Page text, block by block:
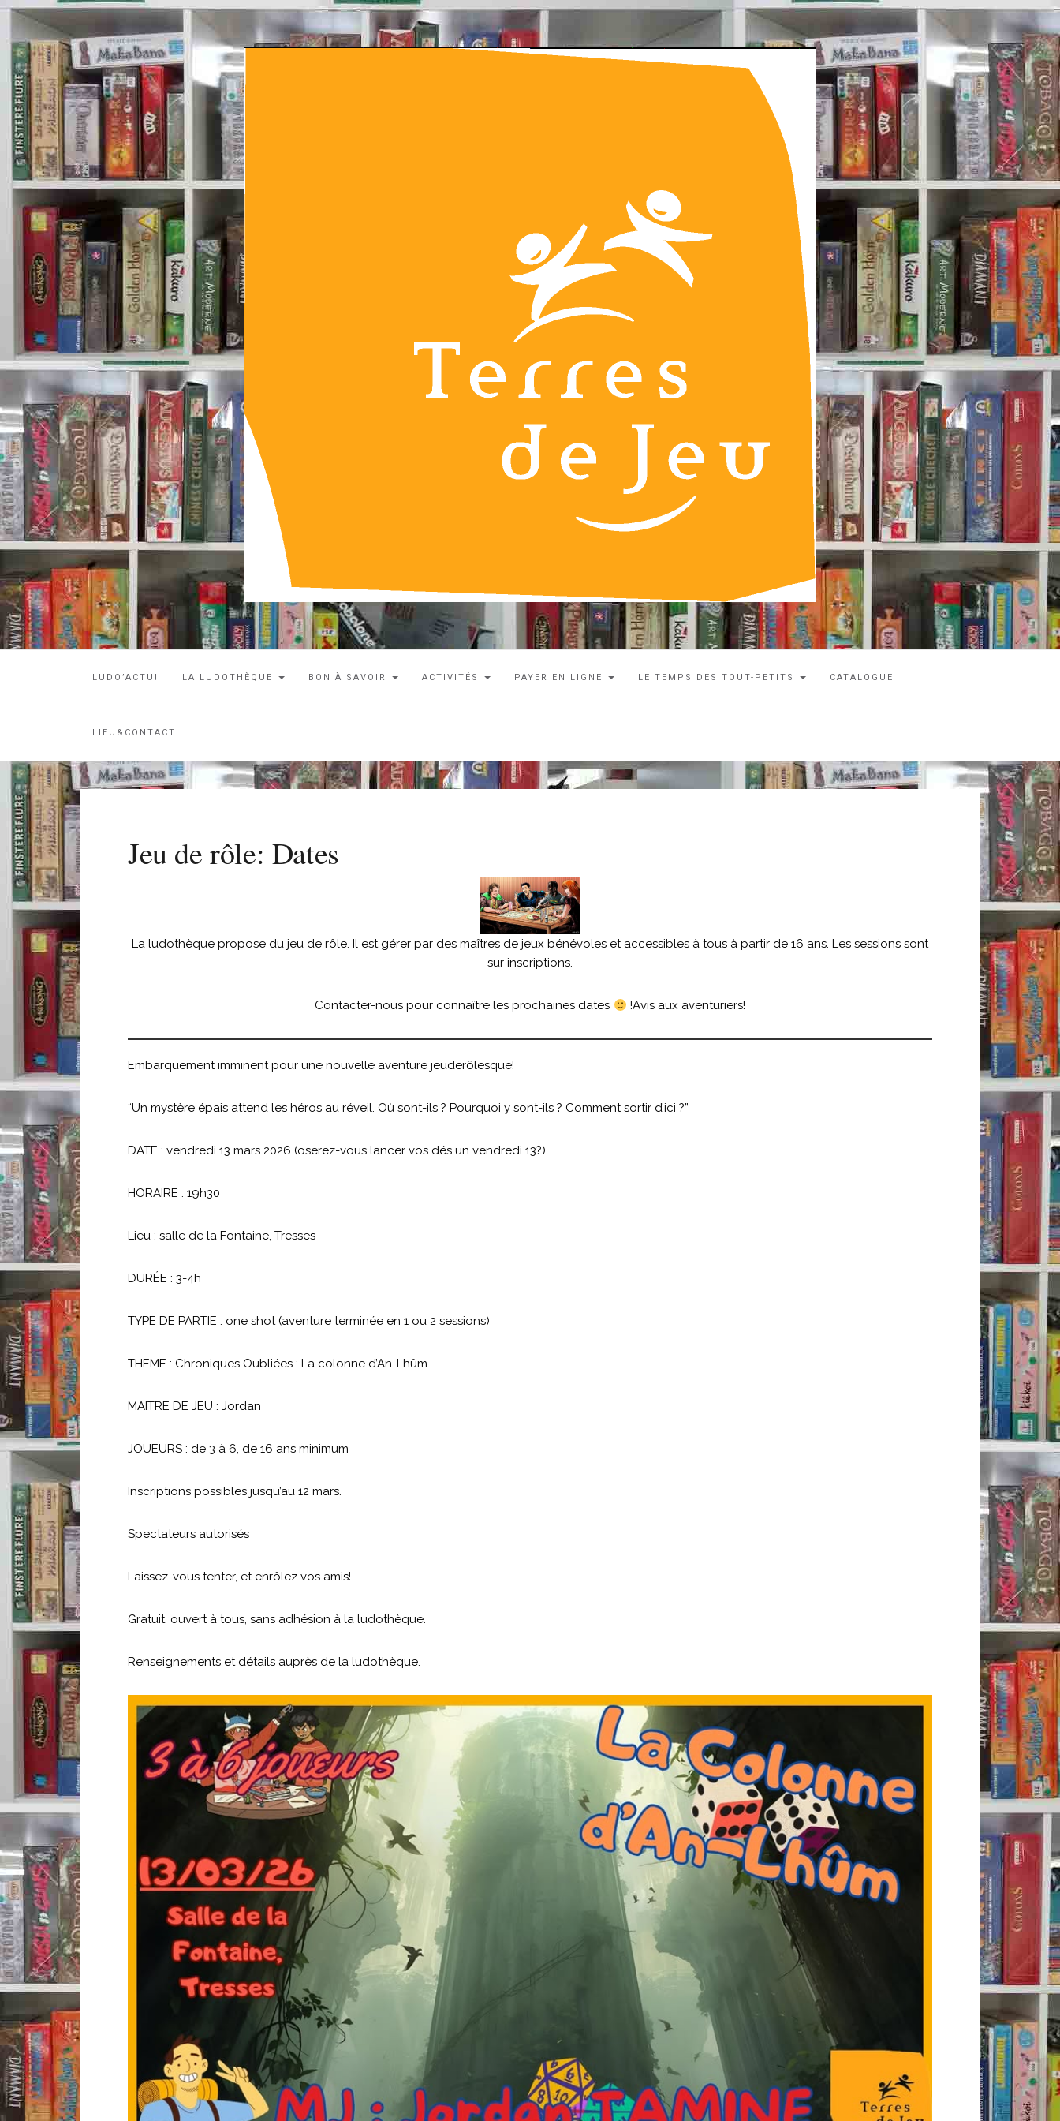
LUDO’ACTU! LA LUDOTHÈQUE BON À SAVOIR ACTIVITÉS PAYER EN LIGNE LE TEMPS DES TOUT-PETITS CATALOGUE
LIEU&CONTACT
Jeu de rôle: Dates
La ludothèque propose du jeu de rôle. Il est gérer par des maîtres de jeux bénévoles et accessibles à tous à partir de 16 ans. Les sessions sont
sur inscriptions.
Contacter-nous pour connaître les prochaines dates !Avis aux aventuriers!
Embarquement imminent pour une nouvelle aventure jeuderôlesque!
“Un mystère épais attend les héros au réveil. Où sont-ils ? Pourquoi y sont-ils ? Comment sortir d’ici ?”
DATE : vendredi 13 mars 2026 (oserez-vous lancer vos dés un vendredi 13?)
HORAIRE : 19h30
Lieu : salle de la Fontaine, Tresses
DURÉE : 3-4h
TYPE DE PARTIE : one shot (aventure terminée en 1 ou 2 sessions)
THEME : Chroniques Oubliées : La colonne d’An-Lhûm
MAITRE DE JEU : Jordan
JOUEURS : de 3 à 6, de 16 ans minimum
Inscriptions possibles jusqu’au 12 mars.
Spectateurs autorisés
Laissez-vous tenter, et enrôlez vos amis!
Gratuit, ouvert à tous, sans adhésion à la ludothèque.
Renseignements et détails auprès de la ludothèque.